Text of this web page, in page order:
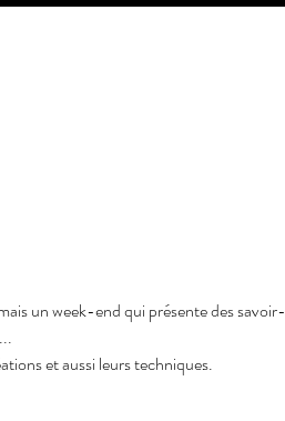
un week-end qui présente des savoir-
et aussi leurs techniques.